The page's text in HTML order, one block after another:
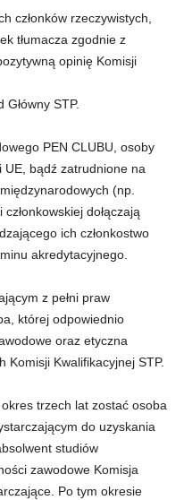
członków rzeczywistych,
tłumacza zgodnie z
opinię Komisji
STP.
PEN CLUBU, osoby
UE, bądź zatrudnione na
(np.
dołączają
ich członkostwo
akredytacyjnego.
z pełni praw
której odpowiednio
oraz etyczna
Komisji Kwalifikacyjnej STP.
trzech lat zostać osoba
do uzyskania
studiów
zawodowe Komisja
Po tym okresie